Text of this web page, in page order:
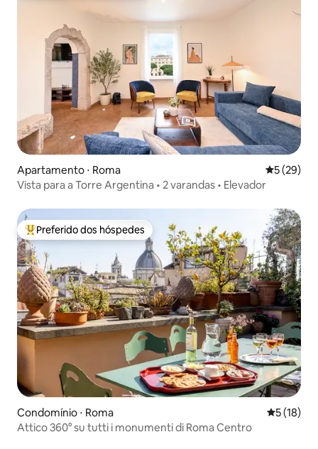
Apartamento ⋅ Roma 5 de uma
5 (29)
Vista para a Torre Argentina • 2 varandas • Elevador
Entre os melhores preferidos dos hóspedes
Preferido dos hóspedes
Condomínio ⋅ Roma 5 de uma
5 (18)
Attico 360° su tutti i monumenti di Roma Centro